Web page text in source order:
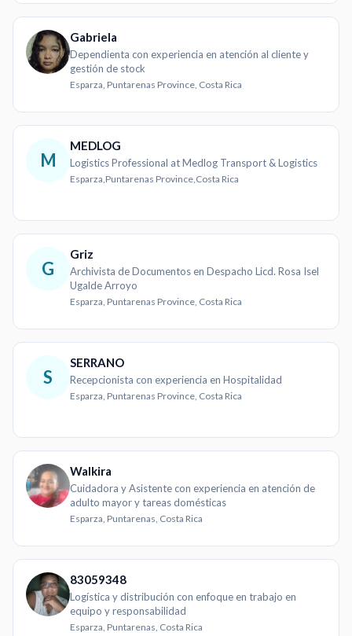
Gabriela
Dependienta con experiencia en atención al cliente y
gestión de stock
Esparza, Puntarenas Province, Costa Rica
M
MEDLOG
Logistics Professional at Medlog Transport & Logistics
Esparza,Puntarenas Province,Costa Rica
G
Griz
Archivista de Documentos en Despacho Licd. Rosa Isel
Ugalde Arroyo
Esparza, Puntarenas Province, Costa Rica
S
SERRANO
Recepcionista con experiencia en Hospitalidad
Esparza, Puntarenas Province, Costa Rica
Walkira
Cuidadora y Asistente con experiencia en atención de
adulto mayor y tareas domésticas
Esparza, Puntarenas, Costa Rica
83059348
Logística y distribución con enfoque en trabajo en
equipo y responsabilidad
Esparza, Puntarenas, Costa Rica